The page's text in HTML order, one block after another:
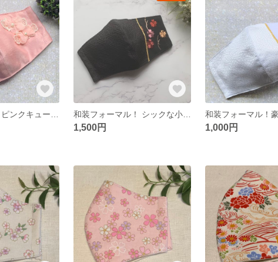
和装フォーマル！ シックな小花刺繍黒マスク♡
1,500円 1,000円